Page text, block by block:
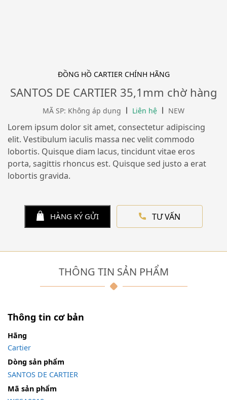
ĐỒNG HỒ CARTIER CHÍNH HÃNG
SANTOS DE CARTIER 35,1mm chờ hàng
MÃ SP: Không áp dụng Liên hệ NEW
Lorem ipsum dolor sit amet, consectetur adipiscing
elit. Vestibulum iaculis massa nec velit commodo
lobortis. Quisque diam lacus, tincidunt vitae eros
porta, sagittis rhoncus est. Quisque sed justo a erat
lobortis gravida.
HÀNG KÝ GỬI TƯ VẤN
THÔNG TIN SẢN PHẨM
Thông tin cơ bản
Hãng
Cartier
Dòng sản phẩm
SANTOS DE CARTIER
Mã sản phẩm